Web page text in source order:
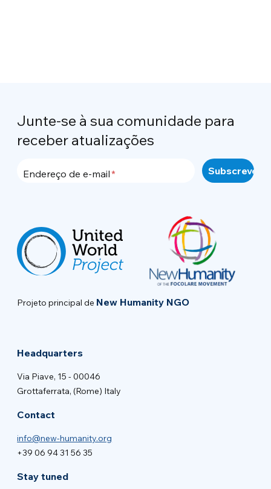
Junte-se à sua comunidade para
receber atualizações
Endereço de e-mail
Projeto principal de New Humanity NGO
Headquarters
Via Piave, 15 - 00046
Grottaferrata, (Rome) Italy
Contact
info@new-humanity.org
+39 06 94 31 56 35
Stay tuned